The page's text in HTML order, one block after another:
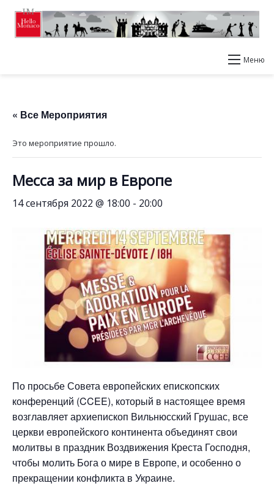
Меню
« Все Мероприятия
Это мероприятие прошло.
Месса за мир в Европе
14 сентября 2022 @ 18:00 - 20:00
По просьбе Совета европейских епископских
конференций (CCEE), который в настоящее время
возглавляет архиепископ Вильнюсский Грушас, все
церкви европейского континента объединят свои
молитвы в праздник Воздвижения Креста Господня,
чтобы молить Бога о мире в Европе, и особенно о
прекращении конфликта в Украине.